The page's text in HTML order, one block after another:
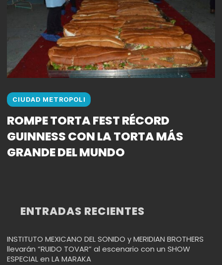
CIUDAD METROPOLI
ROMPE TORTA FEST RÉCORD
GUINNESS CON LA TORTA MÁS
GRANDE DEL MUNDO
ENTRADAS RECIENTES
INSTITUTO MEXICANO DEL SONIDO y MERIDIAN BROTHERS
llevarán “RUIDO TOVAR” al escenario con un SHOW
ESPECIAL en LA MARAKA